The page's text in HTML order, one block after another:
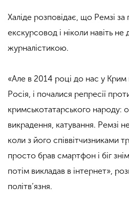
Халіде розповідає, що Ремзі
екскурсовод і ніколи навіть
журналістикою.
«Але в 2014 році до нас у
Росія, і почалися репресії
кримськотатарського народу:
викрадення, катування. Ремзі
коли з його співвітчизниками
просто брав смартфон і біг
потім викладав в інтернет»,
політв’язня.